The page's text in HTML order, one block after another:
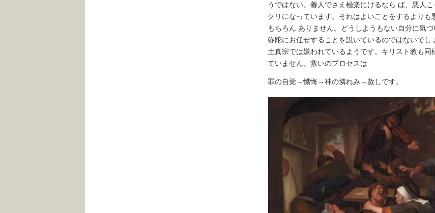
うではない。善人でさえ極楽にけるなら ば、悪人
クリになっています。それはよいことをするより
もちろん ありません。どうしようもない自分に気
弥陀にお任せすることを説いているのではないで
土真宗では嫌われているようです。キリスト教も
ていません。救いのプロセスは
罪の自覚→懺悔→神の憐れみ→赦しです。